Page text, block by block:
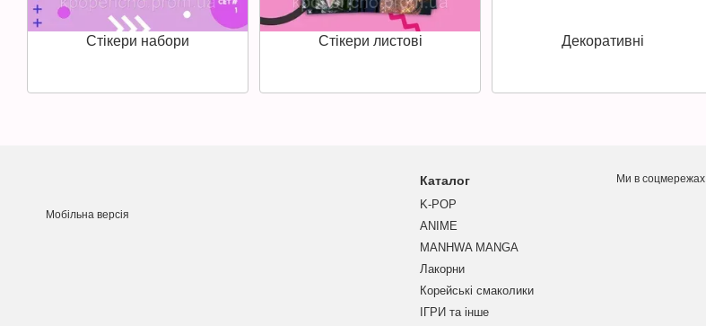
Стікери набори Стікери листові Декоративні
Мобільна версія
Каталог
K-POP
ANIME
MANHWA MANGA
Лакорни
Корейські смаколики
ІГРИ та інше
Ми в соцмережах